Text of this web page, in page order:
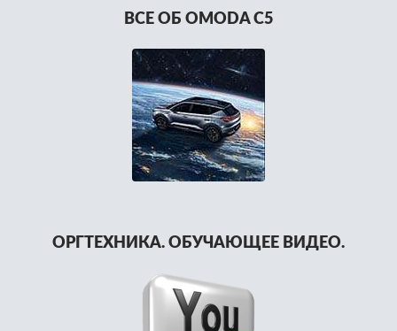
ВСЕ ОБ OMODA C5
ОРГТЕХНИКА. ОБУЧАЮЩЕЕ ВИДЕО.